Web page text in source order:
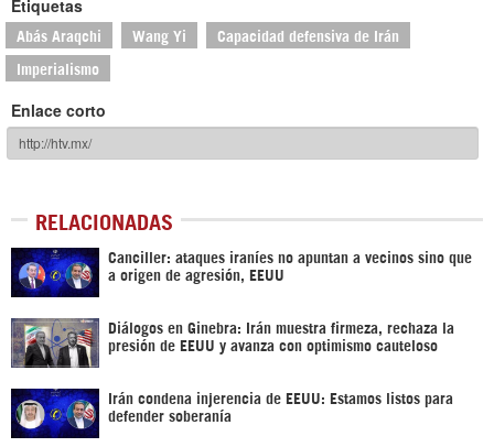
Etiquetas
Abás Araqchi Wang Yi Capacidad defensiva de Irán
Imperialismo
Enlace corto
RELACIONADAS
Canciller: ataques iraníes no apuntan a vecinos sino que
a origen de agresión, EEUU
Diálogos en Ginebra: Irán muestra firmeza, rechaza la
presión de EEUU y avanza con optimismo cauteloso
Irán condena injerencia de EEUU: Estamos listos para
defender soberanía